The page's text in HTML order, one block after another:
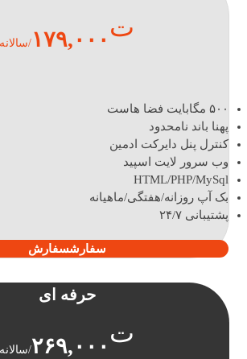
ت ۱۷۹,۰۰۰ /سالانه
۵۰۰ مگابایت فضا هاست
پهنا باند نامحدود
کنترل پنل دایرکت ادمین
وب سرور لایت اسپید
HTML/PHP/MySql
بک آپ روزانه/هفتگی/ماهیانه
پشتیبانی ۲۴/۷
سفارشسفارش
حرفه ای
ت ۲۶۹,۰۰۰/سالانه